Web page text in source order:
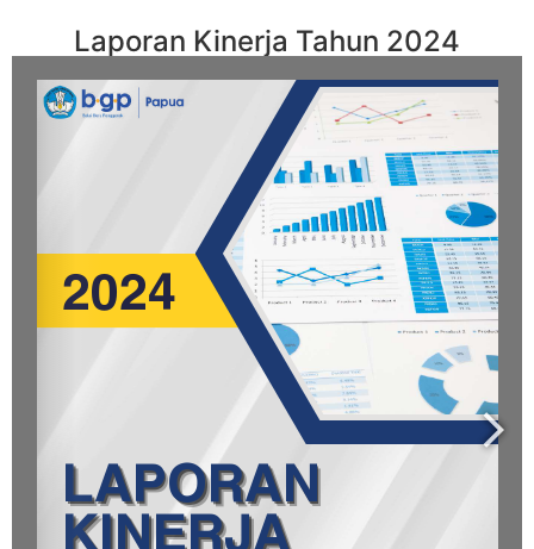
Laporan Kinerja Tahun 2024